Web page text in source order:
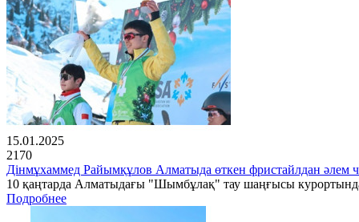
15.01.2025
2170
Дінмұхаммед Райымқұлов Алматыда өткен фристайлдан әлем
10 қаңтарда Алматыдағы "Шымбұлақ" тау шаңғысы
Подробнее